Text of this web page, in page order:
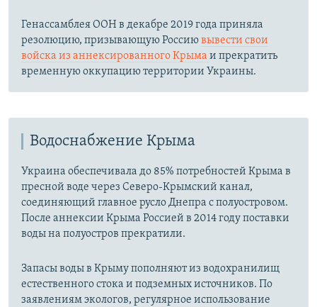
Генассамблея ООН в декабре 2019 года приняла
резолюцию, призывающую Россиювывести свои
войска из аннексированного Крыма и прекратить
временную оккупацию территории Украины.
Водоснабжение Крыма
Украина обеспечивала до 85% потребностей Крыма в
пресной воде через Северо-Крымский канал,
соединяющий главное русло Днепра с полуостровом.
После аннексии Крыма Россией в 2014 году поставки
воды на полуостров прекратили.
Запасы воды в Крыму пополняют из водохранилищ
естественного стока и подземных источников. По
заявлениям экологов, регулярное использование